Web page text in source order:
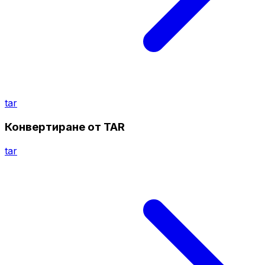
tar
Конвертиране от TAR
tar